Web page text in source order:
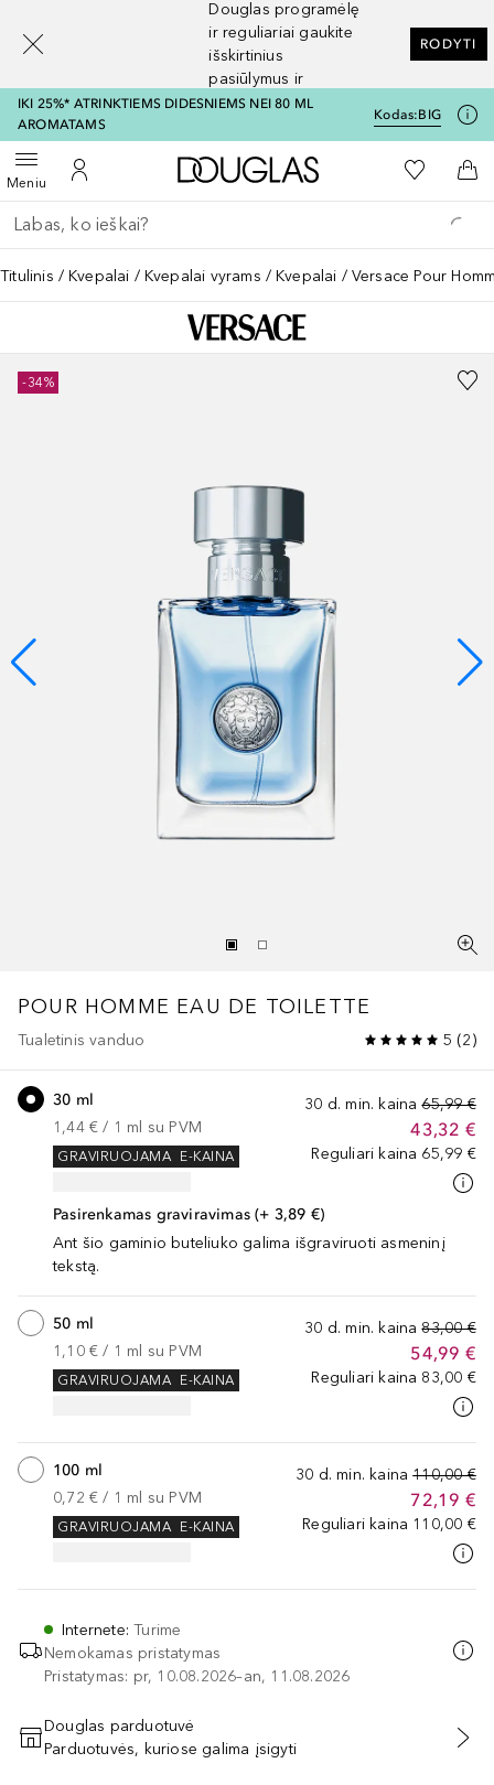
Douglas programėlę
ir reguliariai gaukite
išskirtinius
pasiūlymus ir
nuolaidas
RODYTI
IKI 25%* ATRINKTIEMS DIDESNIEMS NEI 80 ML
AROMATAMS
Kodas:BIG
MeniuAtidaryti meniuĮ mano paskyrą
Į Douglas pagrindinį
Į mano
Į
Grįžk atgal
Vykdykite paiešką
Titulinis Kvepalai Kvepalai vyrams Kvepalai Versace Pour
-34%
POUR HOMME EAU DE TOILETTE
Tualetinis vanduo 5 (2)
30 d. min. kaina 65,99 €
43,32 €
Reguliari kaina 65,99 €
30 ml
1,44 € / 1 ml su PVM
E-KAINA
GRAVIRUOJAMA
Pasirenkamas graviravimas (+ 3,89 €)
Ant šio gaminio buteliuko galima išgraviruoti asmeninį
tekstą.
30 d. min. kaina 83,00 €
54,99 €
Reguliari kaina 83,00 €
50 ml
1,10 € / 1 ml su PVM
E-KAINA
GRAVIRUOJAMA
30 d. min. kaina 110,00 €
72,19 €
Reguliari kaina 110,00 €
100 ml
0,72 € / 1 ml su PVM
E-KAINA
GRAVIRUOJAMA
Internete:Turime
Nemokamas pristatymas
Pristatymas: pr, 10.08.2026–an, 11.08.2026
PRIDĖTI Į KREPŠELĮ
Douglas parduotuvė
Parduotuvės, kuriose galima įsigyti
[navigation.slideout.screenreader]